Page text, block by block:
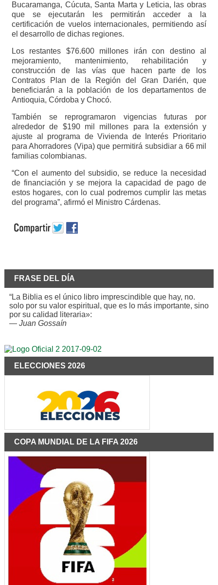
Bucaramanga, Cúcuta, Santa Marta y Leticia, las obras
que se ejecutarán les permitirán acceder a la
certificación de vuelos internacionales, permitiendo así
el desarrollo de dichas regiones.
Los restantes $76.600 millones irán con destino al
mejoramiento, mantenimiento, rehabilitación y
construcción de las vías que hacen parte de los
Contratos Plan de la Región del Gran Darién, que
beneficiarán a la población de los departamentos de
Antioquia, Córdoba y Chocó.
También se reprogramaron vigencias futuras por
alrededor de $190 mil millones para la extensión y
ajuste al programa de Vivienda de Interés Prioritario
para Ahorradores (Vipa) que permitirá subsidiar a 66 mil
familias colombianas.
“Con el aumento del subsidio, se reduce la necesidad
de financiación y se mejora la capacidad de pago de
estos hogares, con lo cual podremos cumplir las metas
del programa”, afirmó el Ministro Cárdenas.
FRASE DEL DÍA
“La Biblia es el único libro imprescindible que hay, no.
solo por su valor espiritual, que es lo más importante, sino
por su calidad literaria»:
— Juan Gossaín
ELECCIONES 2026
COPA MUNDIAL DE LA FIFA 2026